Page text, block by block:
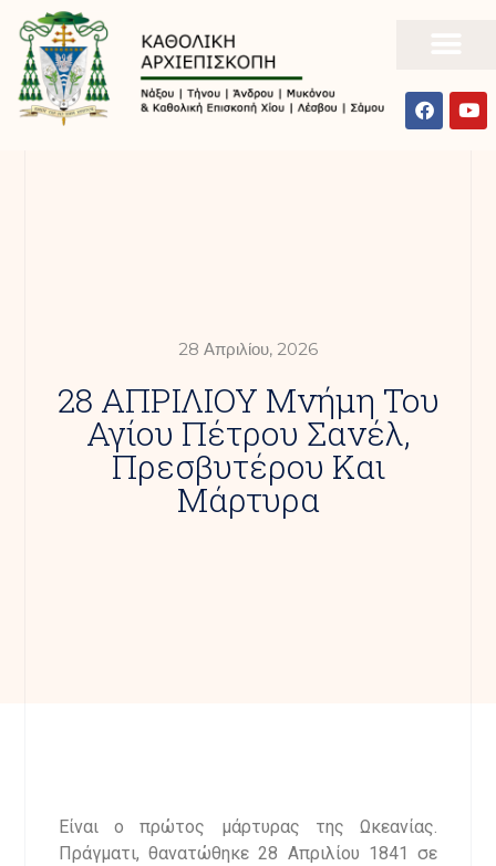
28 Απριλίου, 2026
28 ΑΠΡΙΛΙΟΥ Μνήμη Του
Αγίου Πέτρου Σανέλ,
Πρεσβυτέρου Και
Μάρτυρα
Είναι ο πρώτος μάρτυρας της Ωκεανίας.
Πράγματι, θανατώθηκε 28 Απριλίου 1841 σε